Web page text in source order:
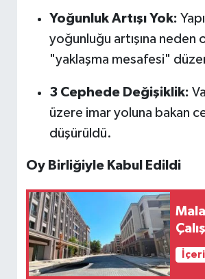
Yoğunluk Artışı Yok:
yoğunluğu artışına neden
"yaklaşma mesafesi"
3 Cephede Değişiklik:
üzere imar yoluna bakan
düşürüldü.
Oy Birliğiyle Kabul Edildi